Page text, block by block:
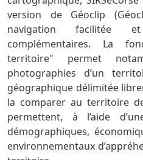
version de Géoclip
navigation facilitée
complémentaires. La
territoire" permet
photographies d’un
géographique délimitée
la comparer au territoire
permettent, à l’aide
démographiques,
environnementaux